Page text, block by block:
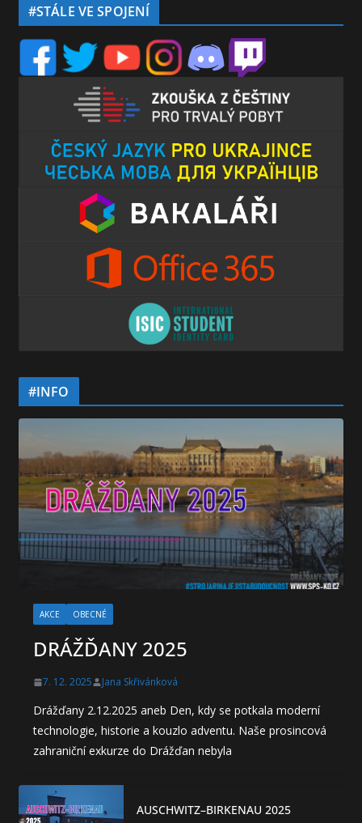
#STÁLE VE SPOJENÍ
#INFO
AKCE OBECNÉ
DRÁŽĎANY 2025
7. 12. 2025 Jana Skřivánková
Drážďany 2.12.2025 aneb Den, kdy se potkala moderní
technologie, historie a kouzlo adventu. Naše prosincová
zahraniční exkurze do Drážďan nebyla
AUSCHWITZ–BIRKENAU 2025